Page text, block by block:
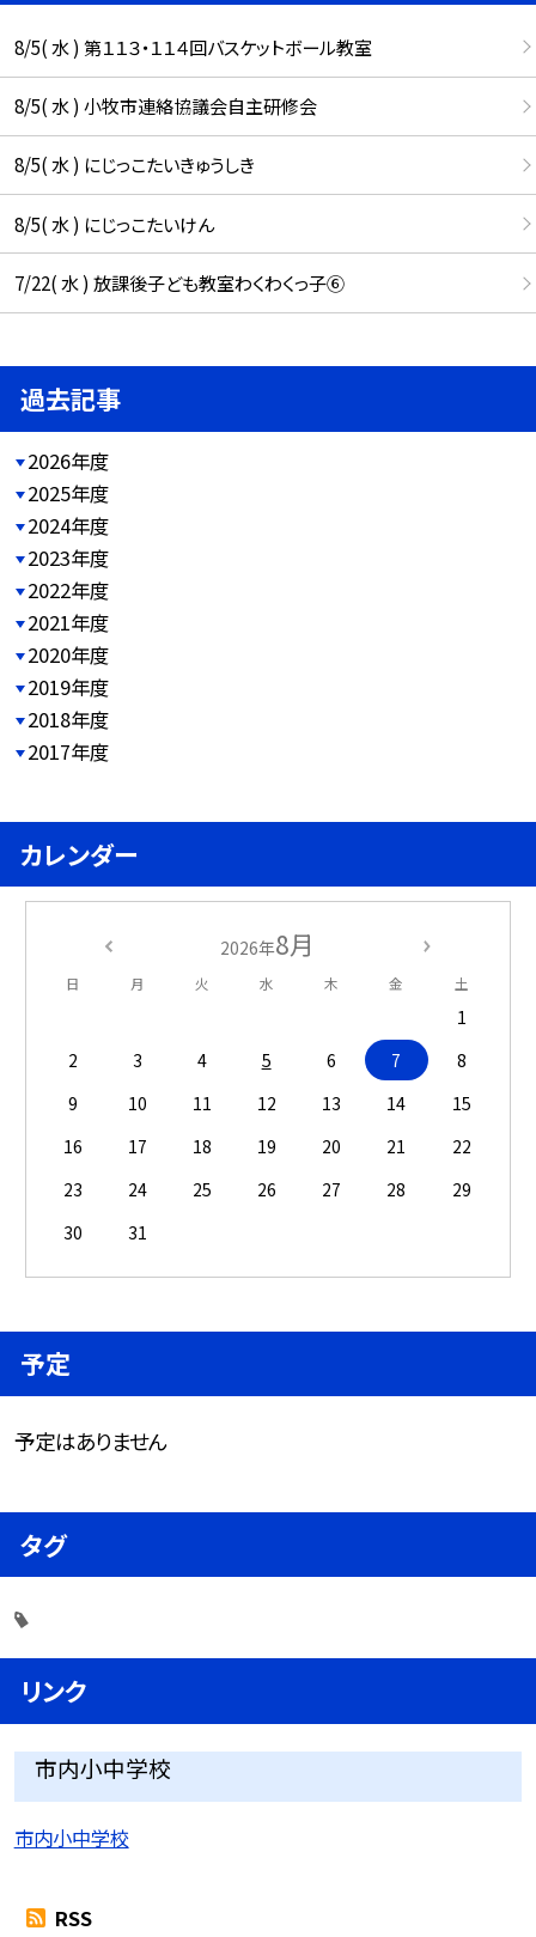
8/5( 水 ) 第１１３・１１４回バスケットボール教室
8/5( 水 ) 小牧市連絡協議会自主研修会
8/5( 水 ) にじっこたいきゅうしき
8/5( 水 ) にじっこたいけん
7/22( 水 ) 放課後子ども教室わくわくっ子⑥
過去記事
2026年度
2025年度
2024年度
2023年度
2022年度
2021年度
2020年度
2019年度
2018年度
2017年度
カレンダー
2026年8月
日 月 火 水 木 金 土
1
2
3 4 5 6 7
8
9
10 11 12 13 14
15
16
17 18 19 20 21
22
23
24 25 26 27 28
29
30
31
予定
予定はありません
タグ
リンク
市内小中学校
市内小中学校
RSS